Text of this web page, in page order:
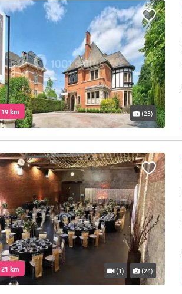
km (23)
km (1) (24)